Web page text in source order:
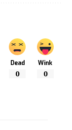
Dead
0
Wink
0